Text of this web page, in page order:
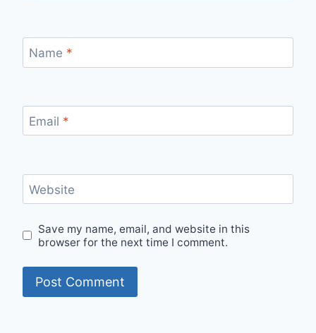
Name *
Email *
Website
Save my name, email, and website in this
browser for the next time I comment.